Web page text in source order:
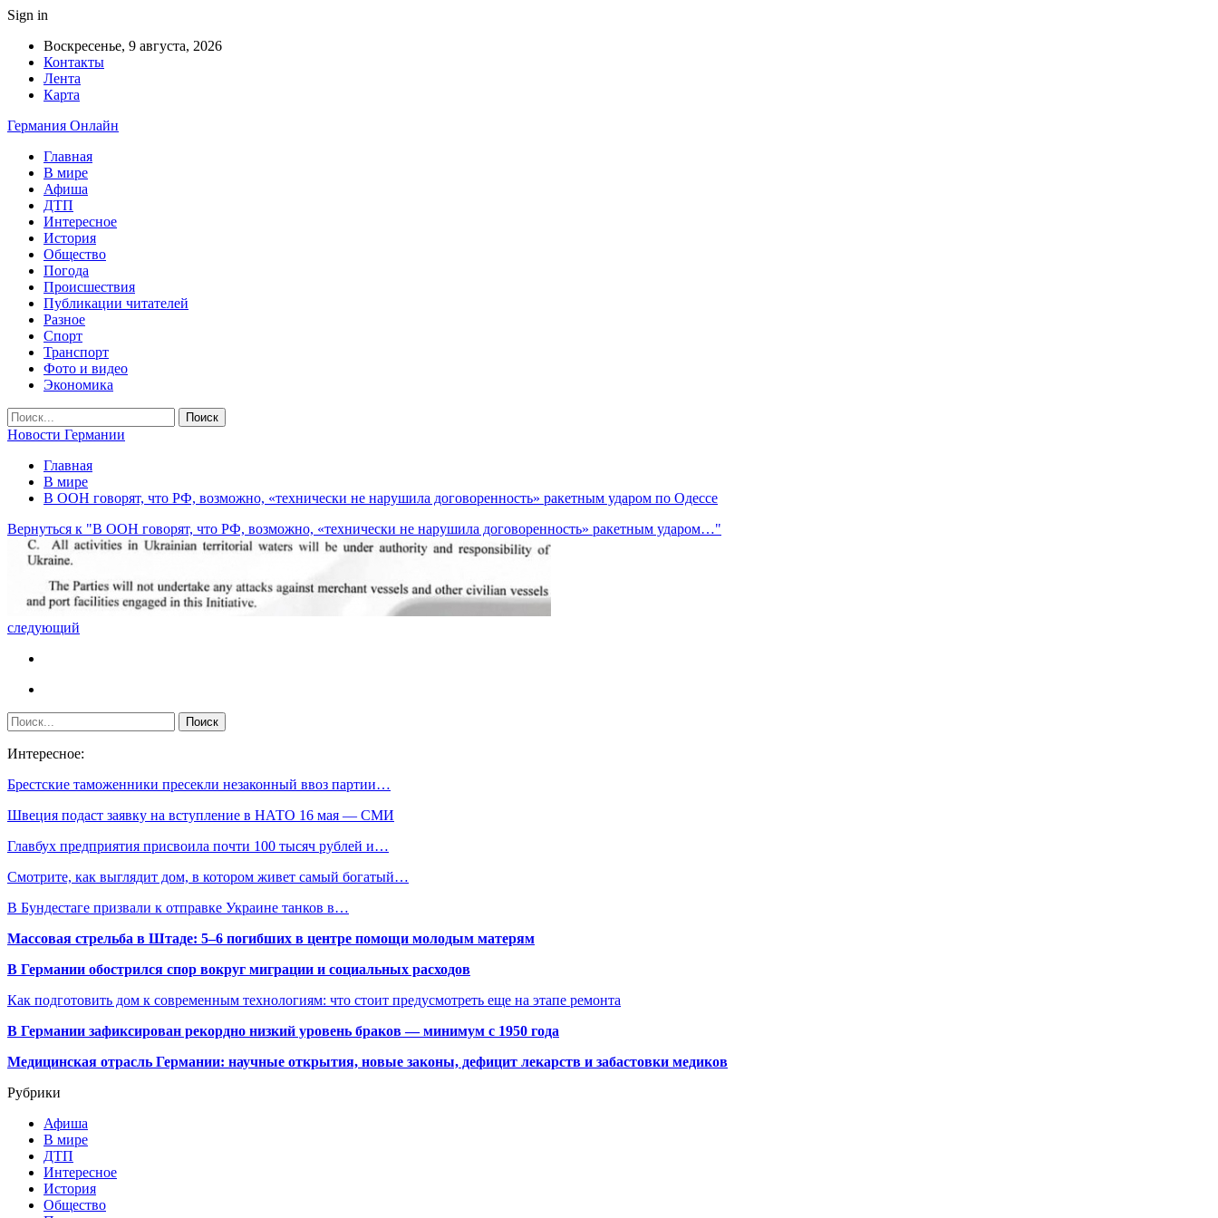
Sign in
Воскресенье, 9 августа, 2026
Контакты
Лента
Карта
Германия Онлайн
Главная
В мире
Афиша
ДТП
Интересное
История
Общество
Погода
Происшествия
Публикации читателей
Разное
Спорт
Транспорт
Фото и видео
Экономика
Новости Германии
Главная
В мире
В ООН говорят, что РФ, возможно, «технически не нарушила договоренность» ракетным ударом по Одессе
Вернуться к "В ООН говорят, что РФ, возможно, «технически не нарушила договоренность» ракетным ударом…"
следующий
Интересное:
Брестские таможенники пресекли незаконный ввоз партии…
Швеция подаст заявку на вступление в НАТО 16 мая — СМИ
Главбух предприятия присвоила почти 100 тысяч рублей и…
Смотрите, как выглядит дом, в котором живет самый богатый…
В Бундестаге призвали к отправке Украине танков в…
Массовая стрельба в Штаде: 5–6 погибших в центре помощи молодым матерям
В Германии обострился спор вокруг миграции и социальных расходов
Как подготовить дом к современным технологиям: что стоит предусмотреть еще на этапе ремонта
В Германии зафиксирован рекордно низкий уровень браков — минимум с 1950 года
Медицинская отрасль Германии: научные открытия, новые законы, дефицит лекарств и забастовки медиков
Рубрики
Афиша
В мире
ДТП
Интересное
История
Общество